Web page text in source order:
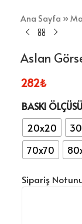
Ana Sayfa »
Aslan
282₺
BASKI
20x20
70x70
Sipariş